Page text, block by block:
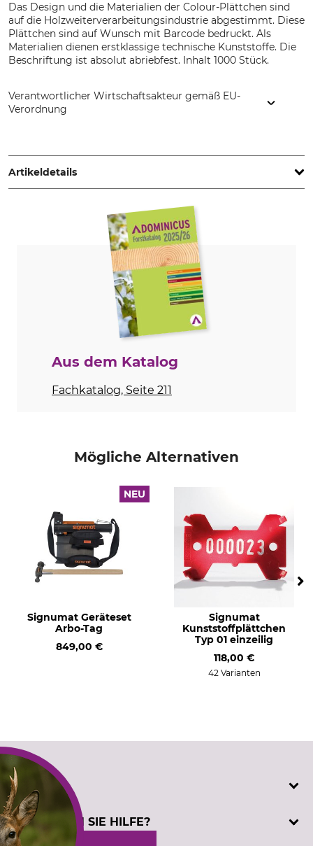
Das Design und die Materialien der Colour-Plättchen sind
auf die Holzweiterverarbeitungsindustrie abgestimmt. Diese
Plättchen sind auf Wunsch mit Barcode bedruckt. Als
Materialien dienen erstklassige technische Kunststoffe. Die
Beschriftung ist absolut abriebfest. Inhalt 1000 Stück.
Verantwortlicher Wirtschaftsakteur gemäß EU-
Verordnung
www.latschbacher.com
Artikeldetails
Produkttyp
Kunststoffplättchen
Modellbezeichnung
Typ 04 Colourline Industrie
Herstellung
Made in Austria
Aus dem Katalog
Fachkatalog, Seite 211
Mögliche Alternativen
NEU
Signumat Geräteset
Arbo-Tag
849,00 €
Signumat
Kunststoffplättchen
Typ 01 einzeilig
118,00 €
42 Varianten
SERVICE
Katalogbestellung
Kontakt
BENÖTIGEN SIE HILFE?